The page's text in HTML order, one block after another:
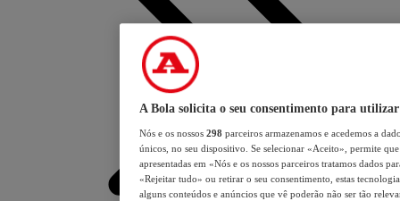
A Bola solicita o seu consentimento para utilizar
Nós e os nossos 298 parceiros armazenamos e acedemos a
únicos, no seu dispositivo. Se selecionar «Aceito», permite
apresentadas em «Nós e os nossos parceiros tratamos dados
«Rejeitar tudo» ou retirar o seu consentimento, estas
alguns conteúdos e anúncios que vê poderão não ser tão